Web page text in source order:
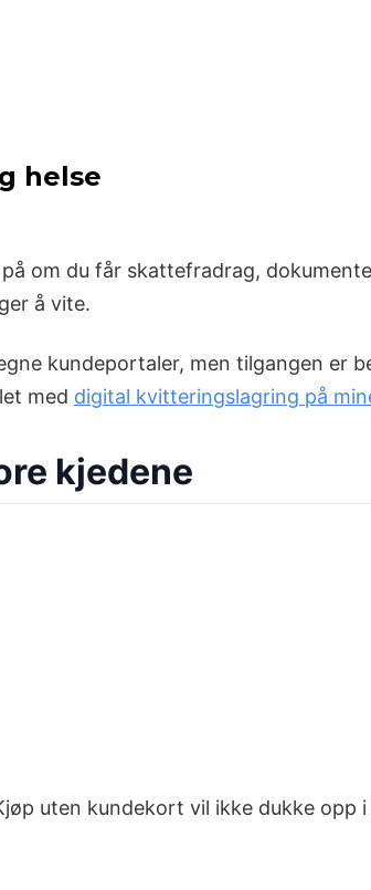
helse
om du får skattefradrag,
å vite.
kundeportaler, men tilgangen er
med digital kvitteringslagring på
kjedene
uten kundekort vil ikke dukke opp